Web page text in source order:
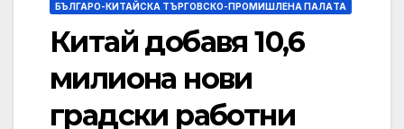
БЪЛГАРО-КИТАЙСКА ТЪРГОВСКО-ПРОМИШЛЕНА ПАЛAТА
Китай добавя 10,6
милиона нови
градски работни